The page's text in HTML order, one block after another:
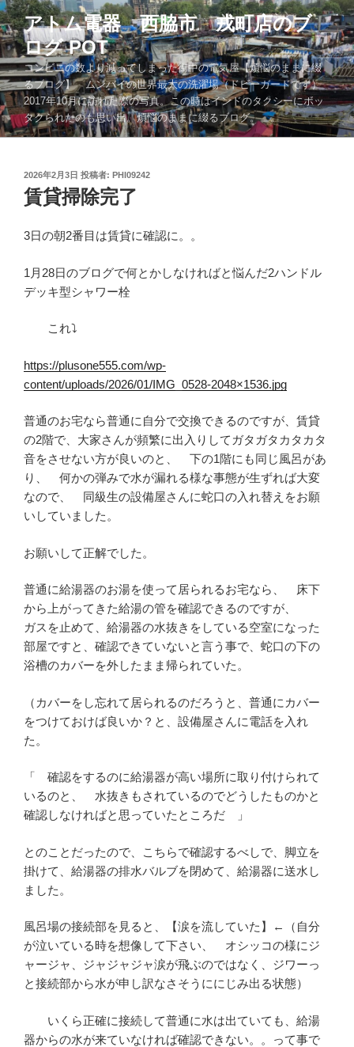
コ
ン
テ
ン
ツ
へ
ス
キ
アトム電器 西脇市 戎町店のブ
ログ POT
コンビニの数より減ってしまった街中の電気屋【煩悩のままに綴
るブログ】 ムンバイの世界最大の洗濯場（ドビーガードです）
2017年10月に訪れた際の写真。この時はインドのタクシーにボッ
タクられたのも思い出。煩悩のままに綴るブログ。。。
投
稿
日:
2026年2月3日 投稿者: PHI09242
賃貸掃除完了
3日の朝2番目は賃貸に確認に。。
1月28日のブログで何とかしなければと悩んだ2ハンドル
デッキ型シャワー栓
これ⤵
https://plusone555.com/wp-
content/uploads/2026/01/IMG_0528-2048×1536.jpg
普通のお宅なら普通に自分で交換できるのですが、賃貸
の2階で、大家さんが頻繁に出入りしてガタガタカタカタ
音をさせない方が良いのと、 下の1階にも同じ風呂があ
り、 何かの弾みで水が漏れる様な事態が生ずれば大変
なので、 同級生の設備屋さんに蛇口の入れ替えをお願
いしていました。
お願いして正解でした。
普通に給湯器のお湯を使って居られるお宅なら、 床下
から上がってきた給湯の管を確認できるのですが、
ガスを止めて、給湯器の水抜きをしている空室になった
部屋ですと、確認できていないと言う事で、蛇口の下の
浴槽のカバーを外したまま帰られていた。
（カバーをし忘れて居られるのだろうと、普通にカバー
をつけておけば良いか？と、設備屋さんに電話を入れ
た。
「 確認をするのに給湯器が高い場所に取り付けられて
いるのと、 水抜きもされているのでどうしたものかと
確認しなければと思っていたところだ 」
とのことだったので、こちらで確認するべしで、脚立を
掛けて、給湯器の排水バルブを閉めて、給湯器に送水し
ました。
風呂場の接続部を見ると、【涙を流していた】←（自分
が泣いている時を想像して下さい、 オシッコの様にジ
ャージャ、ジャジャジャ涙が飛ぶのではなく、ジワーっ
と接続部から水が申し訳なさそうににじみ出る状態）
いくら正確に接続して普通に水は出ていても、給湯
器からの水が来ていなければ確認できない。。って事で